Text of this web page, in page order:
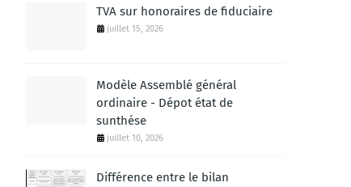
TVA sur honoraires de fiduciaire
juillet 15, 2026
Modèle Assemblé général
ordinaire - Dépot état de
sunthése
juillet 10, 2026
Différence entre le bilan